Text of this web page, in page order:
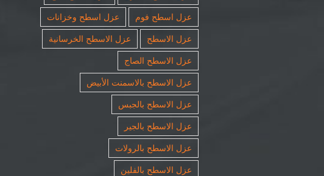
عزل اسطح فوم
عزل اسطح وخزانات
عزل الاسطح
عزل الاسطح الخرسانية
عزل الاسطح الصاج
عزل الاسطح بالاسمنت الأبيض
عزل الاسطح بالجبس
عزل الاسطح بالجير
عزل الاسطح بالرولات
عزل الاسطح بالفلين